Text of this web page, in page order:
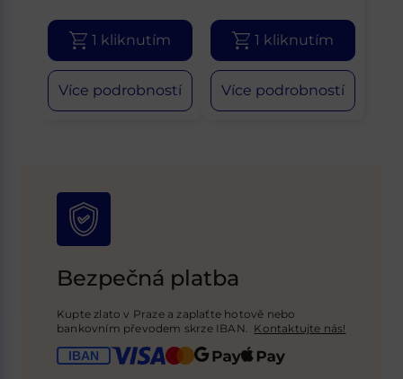
1 kliknutím
Více podrobností
1 kliknutím
Více podrobností
Bezpečná platba
Kupte zlato v Praze a zaplaťte hotově nebo
bankovním převodem skrze IBAN. Kontaktujte nás!